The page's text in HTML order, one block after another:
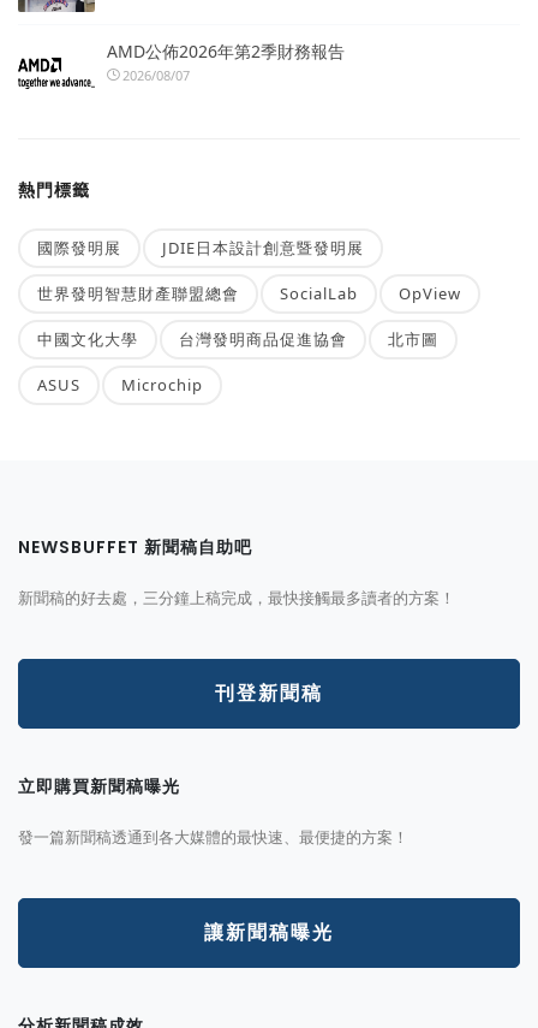
AMD公佈2026年第2季財務報告
2026/08/07
熱門標籤
國際發明展 JDIE日本設計創意暨發明展
世界發明智慧財產聯盟總會 SocialLab OpView
中國文化大學 台灣發明商品促進協會 北市圖
ASUS Microchip
NEWSBUFFET 新聞稿自助吧
新聞稿的好去處，三分鐘上稿完成，最快接觸最多讀者的方案！
刊登新聞稿
立即購買新聞稿曝光
發一篇新聞稿透通到各大媒體的最快速、最便捷的方案！
讓新聞稿曝光